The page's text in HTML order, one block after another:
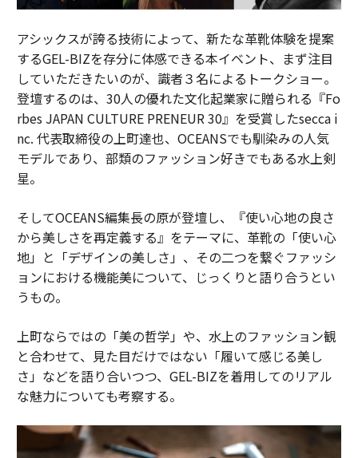
アシックスが誇る技術によって、新たな革靴体験を提案
するGEL-BIZを存分に体感できる本イベント、まず注目
していただきたいのが、識者３名によるトークショー。
登壇するのは、30人の優れた文化起業家に贈られる『Fo
rbes JAPAN CULTURE PRENEUR 30』を受賞したsecca i
nc. 代表取締役の上町達也、OCEANSでも馴染みの人気
モデルであり、部類のファッション好きでもある水上剣
星。
そしてOCEANS編集長の原が登壇し、『使い心地の良さ
から美しさを再定義する』をテーマに、革靴の「使い心
地」と「デザインの美しさ」、その二つを繋ぐファッシ
ョンにおける機能美について、じっくりと語り合うとい
うもの。
上町ならではの「美の哲学」や、水上のファッション観
と合わせて、見た目だけではない「履いて感じる美し
さ」などを語り合いつつ、GEL-BIZを着用してのリアル
な魅力についても考察する。